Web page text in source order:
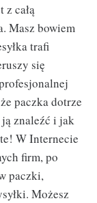
całą
Masz bowiem
trafi
się
paczka dotrze
ją znaleźć i jak
W Internecie
firm, po
paczki,
Możesz